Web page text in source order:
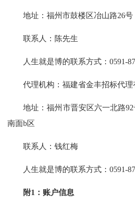
地址：福州市鼓楼区冶山路26号
联系人：陈先生
人生就是博的联系方式：0591-
代理机构：福建省金丰招标代理
地址：福州市晋安区六一北路92
南面b区
联系人：钱红梅
人生就是博的联系方式：0591-
附1：账户信息